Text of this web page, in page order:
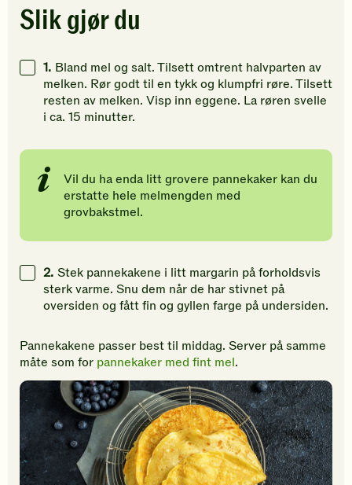
Klikk
for
gi
din
vurdering.
din
vurdering.
din
Slik gjør du
1. Bland mel og salt. Tilsett omtrent halvparten av
melken. Rør godt til en tykk og klumpfri røre. Tilsett
resten av melken. Visp inn eggene. La røren svelle
i ca. 15 minutter.
Vil du ha enda litt grovere pannekaker kan du
erstatte hele melmengden med
grovbakstmel.
2. Stek pannekakene i litt margarin på forholdsvis
sterk varme. Snu dem når de har stivnet på
oversiden og fått fin og gyllen farge på undersiden.
Pannekakene passer best til middag. Server på samme
måte som for pannekaker med fint mel.